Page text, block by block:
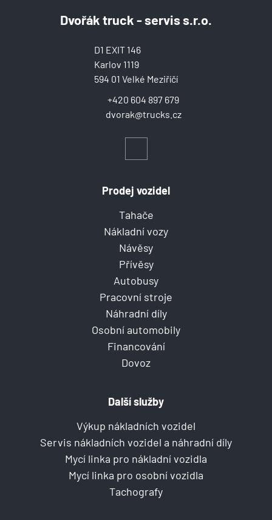
Dvořák truck - servis s.r.o.
dvorak@trucks.cz
+420 604 897 679
D1 EXIT 146
Karlov 1119
594 01 Velké Meziříčí
Prodej vozidel
Tahače
Nákladní vozy
Návěsy
Přívěsy
Autobusy
Pracovní stroje
Náhradní díly
Osobní automobily
Financování
Dovoz
Další služby
Výkup nákladních vozidel
Servis nákladních vozidel a náhradní díly
Mycí linka pro nákladní vozidla
Mycí linka pro osobní vozidla
Tachografy